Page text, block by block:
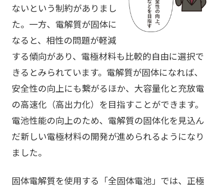
ないという制約がありまし
た。一方、電解質が固体に
なると、相性の問題が軽減
する傾向があり、電極材料も比較的自由に選択で
きるとみられています。電解質が固体になれば、
安全性の向上にも繋がるほか、大容量化と充放電
の高速化（高出力化）を目指すことができます。
電池性能の向上のため、電解質の固体化を見込ん
だ新しい電極材料の開発が進められるようになり
ました。
固体電解質を使用する「全固体電池」では、正極